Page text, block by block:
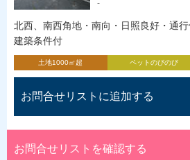
-
北西、南西角地・南向・日照良好・通
建築条件付
土地1000㎡超 ペットのびのび
お問合せリストに追加する
お問合せリストを確認する